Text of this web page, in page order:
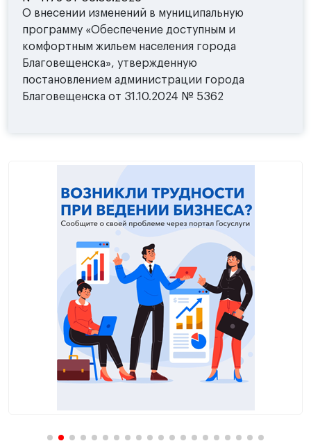
О внесении изменений в муниципальную
программу «Обеспечение доступным и
комфортным жильем населения города
Благовещенска», утвержденную
постановлением администрации города
Благовещенска от 31.10.2024 № 5362